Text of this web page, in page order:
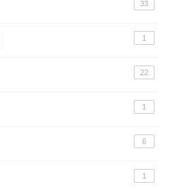
33
1
22
1
6
1